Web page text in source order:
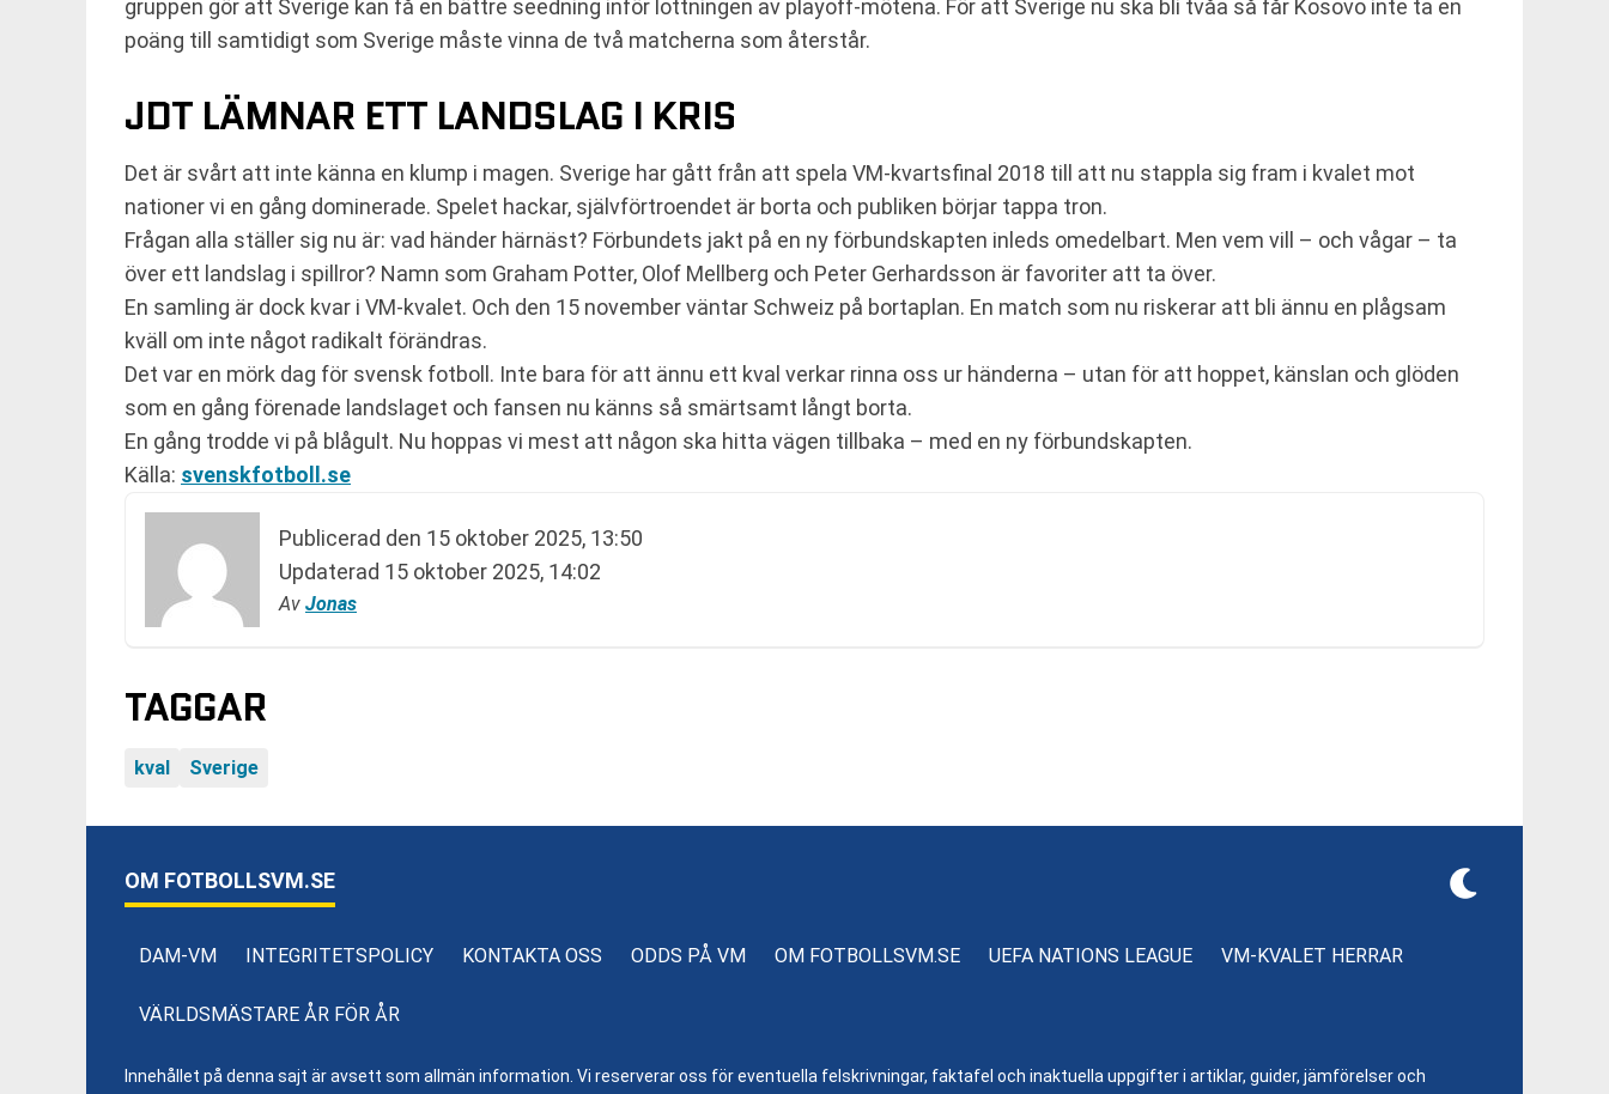
gruppen gör att Sverige kan få en bättre seedning inför lottningen av playoff-mötena. För att Sverige nu ska bli tvåa så får Kosovo inte ta en
poäng till samtidigt som Sverige måste vinna de två matcherna som återstår.
JDT LÄMNAR ETT LANDSLAG I KRIS
Det är svårt att inte känna en klump i magen. Sverige har gått från att spela VM-kvartsfinal 2018 till att nu stappla sig fram i kvalet mot
nationer vi en gång dominerade. Spelet hackar, självförtroendet är borta och publiken börjar tappa tron.
Frågan alla ställer sig nu är: vad händer härnäst? Förbundets jakt på en ny förbundskapten inleds omedelbart. Men vem vill – och vågar – ta
över ett landslag i spillror? Namn som Graham Potter, Olof Mellberg och Peter Gerhardsson är favoriter att ta över.
En samling är dock kvar i VM-kvalet. Och den 15 november väntar Schweiz på bortaplan. En match som nu riskerar att bli ännu en plågsam
kväll om inte något radikalt förändras.
Det var en mörk dag för svensk fotboll. Inte bara för att ännu ett kval verkar rinna oss ur händerna – utan för att hoppet, känslan och glöden
som en gång förenade landslaget och fansen nu känns så smärtsamt långt borta.
En gång trodde vi på blågult. Nu hoppas vi mest att någon ska hitta vägen tillbaka – med en ny förbundskapten.
Källa: svenskfotboll.se
Publicerad den 15 oktober 2025, 13:50
Updaterad 15 oktober 2025, 14:02
Av Jonas
TAGGAR
kval Sverige
OM FOTBOLLSVM.SE
DAM-VM INTEGRITETSPOLICY KONTAKTA OSS ODDS PÅ VM OM FOTBOLLSVM.SE UEFA NATIONS LEAGUE VM-KVALET HERRAR
VÄRLDSMÄSTARE ÅR FÖR ÅR
Innehållet på denna sajt är avsett som allmän information. Vi reserverar oss för eventuella felskrivningar, faktafel och inaktuella uppgifter i artiklar, guider, jämförelser och